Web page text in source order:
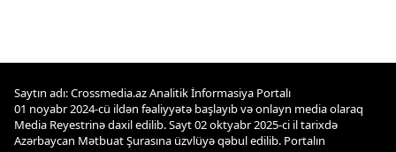
Saytın adı: Crossmedia.az Analitik İnformasiya Portalı
01 noyabr 2024-cü ildən fəaliyyətə başlayıb və onlayn media olaraq
Media Reyestrinə daxil edilib. Sayt 02 oktyabr 2025-ci il tarixdə
Azərbaycan Mətbuat Şurasına üzvlüyə qəbul edilib. Portalın